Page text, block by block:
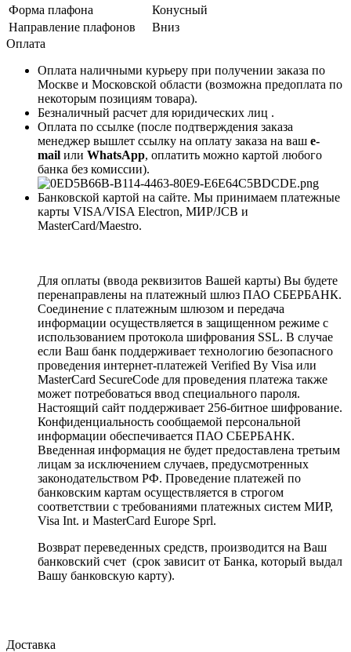
Форма плафона
Конусный
Направление плафонов
Вниз
Оплата
Оплата наличными курьеру при получении заказа по
Москве и Московской области (возможна предоплата по
некоторым позициям товара).
Безналичный расчет для юридических лиц .
Оплата по ссылке (после подтверждения заказа
менеджер вышлет ссылку на оплату заказа на ваш e-
mail или WhatsApp, оплатить можно картой любого
банка без комиссии).
Банковской картой на сайте. Мы принимаем платежные
карты VISA/VISA Electron, МИР/JCB и
MasterCard/Maestro.
Для оплаты (ввода реквизитов Вашей карты) Вы будете
перенаправлены на платежный шлюз ПАО СБЕРБАНК.
Соединение с платежным шлюзом и передача
информации осуществляется в защищенном режиме с
использованием протокола шифрования SSL. В случае
если Ваш банк поддерживает технологию безопасного
проведения интернет-платежей Verified By Visa или
MasterCard SecureCode для проведения платежа также
может потребоваться ввод специального пароля.
Настоящий сайт поддерживает 256-битное шифрование.
Конфиденциальность сообщаемой персональной
информации обеспечивается ПАО СБЕРБАНК.
Введенная информация не будет предоставлена третьим
лицам за исключением случаев, предусмотренных
законодательством РФ. Проведение платежей по
банковским картам осуществляется в строгом
соответствии с требованиями платежных систем МИР,
Visa Int. и MasterCard Europe Sprl.
Возврат переведенных средств, производится на Ваш
банковский счет (срок зависит от Банка, который выдал
Вашу банковскую карту).
Доставка